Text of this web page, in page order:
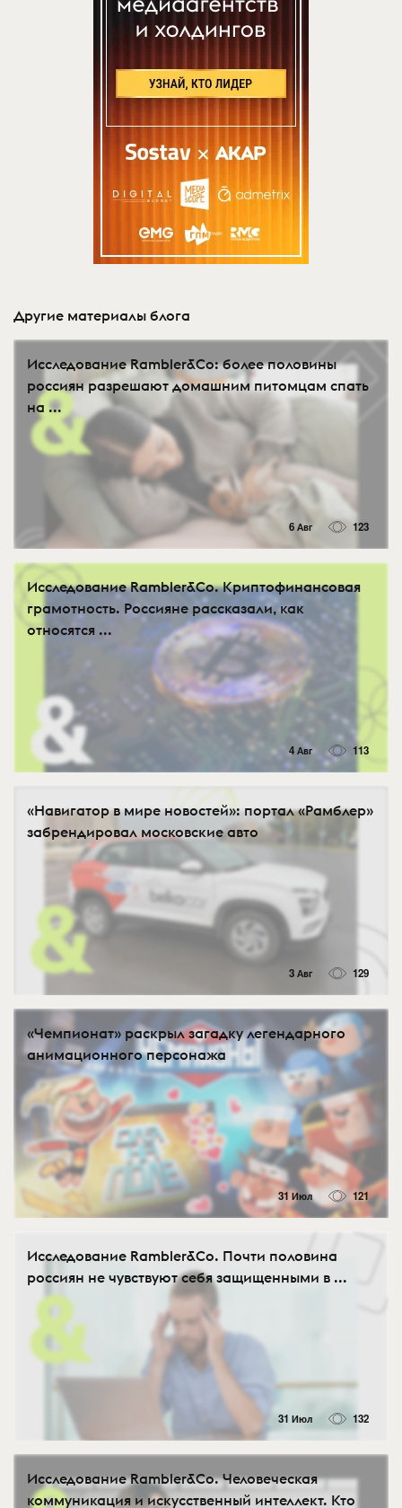
Другие материалы блога
Исследование Rambler&Co: более половины
россиян разрешают домашним питомцам спать
на ...
6 Авг 123
Исследование Rambler&Co. Криптофинансовая
грамотность. Россияне рассказали, как
относятся ...
4 Авг 113
«Навигатор в мире новостей»: портал «Рамблер»
забрендировал московские авто
3 Авг 129
«Чемпионат» раскрыл загадку легендарного
анимационного персонажа
31 Июл 121
Исследование Rambler&Co. Почти половина
россиян не чувствуют себя защищенными в ...
31 Июл 132
Исследование Rambler&Co. Человеческая
коммуникация и искусственный интеллект. Кто